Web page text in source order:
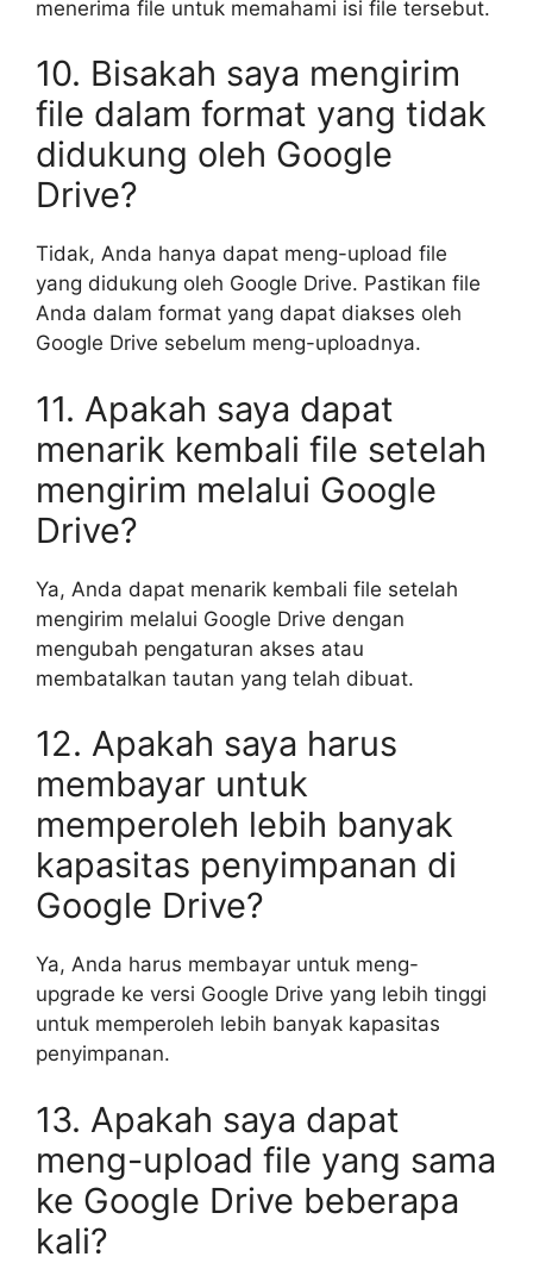
menerima file untuk memahami isi file tersebut.
10. Bisakah saya mengirim
file dalam format yang tidak
didukung oleh Google
Drive?
Tidak, Anda hanya dapat meng-upload file
yang didukung oleh Google Drive. Pastikan file
Anda dalam format yang dapat diakses oleh
Google Drive sebelum meng-uploadnya.
11. Apakah saya dapat
menarik kembali file setelah
mengirim melalui Google
Drive?
Ya, Anda dapat menarik kembali file setelah
mengirim melalui Google Drive dengan
mengubah pengaturan akses atau
membatalkan tautan yang telah dibuat.
12. Apakah saya harus
membayar untuk
memperoleh lebih banyak
kapasitas penyimpanan di
Google Drive?
Ya, Anda harus membayar untuk meng-
upgrade ke versi Google Drive yang lebih tinggi
untuk memperoleh lebih banyak kapasitas
penyimpanan.
13. Apakah saya dapat
meng-upload file yang sama
ke Google Drive beberapa
kali?